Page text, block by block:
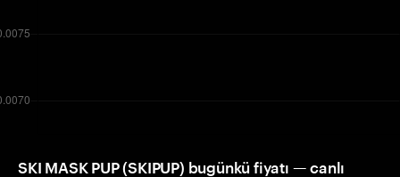
SKI MASK PUP (SKIPUP) bugünkü fiyatı — canlı